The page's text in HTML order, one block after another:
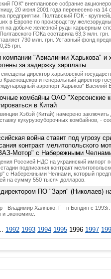
ГОК" внеплановое собрание
20 июня 2001 года перенесено на
Полтавский ГОК -
в Европе по производству
на добыче железной руды карьерным
ГОКа составила 63,3 млн.
730 млн. грн. Уставный фонд
грн.
компании "Авиалинии Харькова" и
за задержку зарплаты
директор харьковской
Краснощеков и генеральный директор
аэропорт Харьков" Василий
комбайны ОАО "Херсонские
в Китай
Хэбэй (Китай) намерено
кукурузоуборочных комбайнов, -
война ставит под угрозу
контракт мелитопольского
Мотор" с Набережными
Россией НДС на украинский импорт
подписания контракт
с Набережными Челнами, который
на сумму 550 тысяч долларов.
ПО "Заря" (Николаев)
- Владимир Халявко. Г - н Бондин с
экономике.
1992 1993 1994 1995 1996 1997